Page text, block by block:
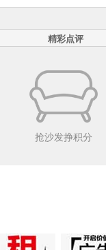
精彩点评
抢沙发挣积分